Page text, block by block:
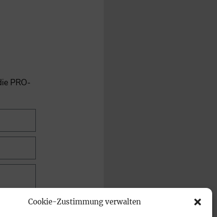
Cookie-Zustimmung verwalten
PRO-